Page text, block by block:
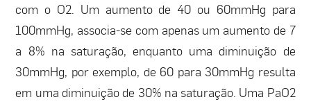
com o O2. Um aumento de 40 ou 60mmHg para
100mmHg, associa-se com apenas um aumento de 7
a 8% na saturação, enquanto uma diminuição de
30mmHg, por exemplo, de 60 para 30mmHg resulta
em uma diminuição de 30% na saturação. Uma PaO2